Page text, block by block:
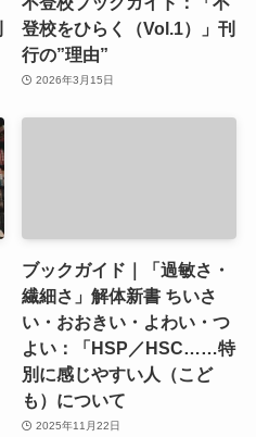
登校をひらく（Vol.1）」刊
行の”理由”
2026年3月15日
ブックガイド｜「過敏さ・
繊細さ」解体新書 ちいさ
い・おおきい・よわい・つ
よい：「HSP／HSC……特
別に感じやすい人（こど
も）について
2025年11月22日